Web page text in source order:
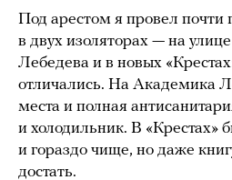
Под арестом я провел почти
в двух изоляторах — на
Лебедева и в новых
отличались. На Академика
места и полная
и холодильник. В «Крестах»
и гораздо чище, но даже
достать.